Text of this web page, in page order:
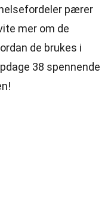
pærer
mer om de
de brukes i
38 spennende